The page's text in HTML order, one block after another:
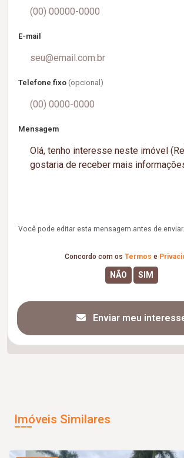
E-mail
Telefone fixo (opcional)
Mensagem
Você pode editar esta mensagem antes de enviar.
Concordo com os Termos e
Enviar meu
Imóveis Similares